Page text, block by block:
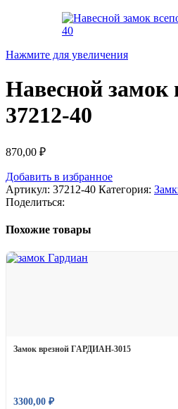
Нажмите для увеличения
Навесной замок
37212-40
870,00 ₽
Добавить в избранное
Артикул: 37212-40 Категория:
Поделиться:
Похожие товары
Замок врезной ГАРДИАН-3015
3300,00 ₽